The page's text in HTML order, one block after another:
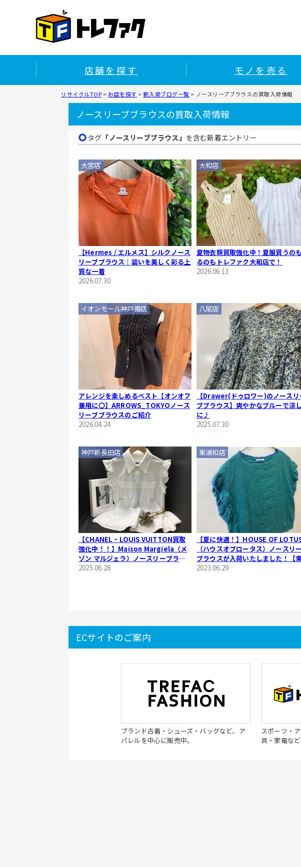
店舗を探す モノを売る
リサイクルTOP > お店を探す >新入荷ブログ一覧 > ノースリーブブラウスの買取入荷情報
ノースリーブブラウスの買取入荷情報
タグ 「ノースリーブブラウス」 を含む新着エントリー
【Hermes / エルメス】シルクノース
リーブブラウス｜装いを美しく彩る上
質な一着
2026.07.30
大宮店
夏物衣類買取強化中！夏服買うの
るのもトレファク大和店で！
2026.06.13
大和店
アレンジを楽しめるベスト【オンオフ
兼用に〇】ARROWS_TOKYOノース
リーブブラウスのご紹介
2026.04.24
イオンモール神戸南店
【Drawer(ドゥロワー)のノースリ
ブブラウス】爽やかなブルーで涼
に♪
2025.07.30
八尾店
【CHANEL・LOUIS VUITTON買取
強化中！！】Maison Margiela（メ
ゾン マルジェラ）ノースリーブラウ
スのご紹介です！！
2025.06.28
神戸新長田店
【夏に快適！】HOUSE OF
（ハウスオブロータス）ノースリ
ブラウスが入荷いたしました！【
和店】
2023.06.29
東浦和店
ECサイトのご案内
ブランド古着・シューズ・バッグなど、ア
パレルを中心に販売中。
スポーツ・
具・家電な